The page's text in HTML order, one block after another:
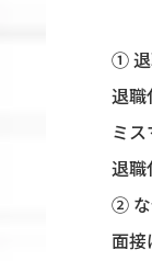
① 退
退職
ミ
退職
② な
面接